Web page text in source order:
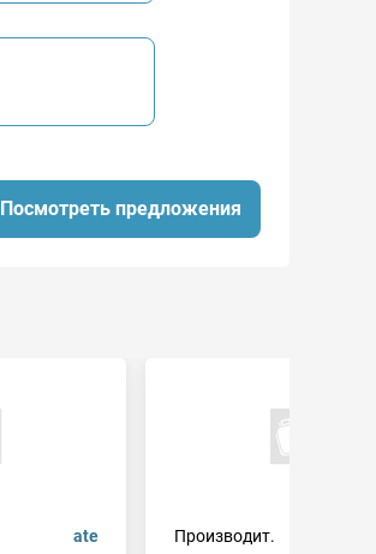
Посмотреть предложения
ate
Производит.